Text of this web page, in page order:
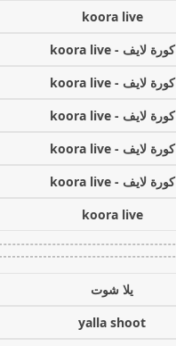
koora live
كورة لايف - koora live
كورة لايف - koora live
كورة لايف - koora live
كورة لايف - koora live
كورة لايف - koora live
koora live
يلا شوت
yalla shoot